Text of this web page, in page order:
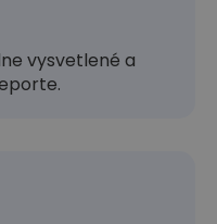
vysvetlené a